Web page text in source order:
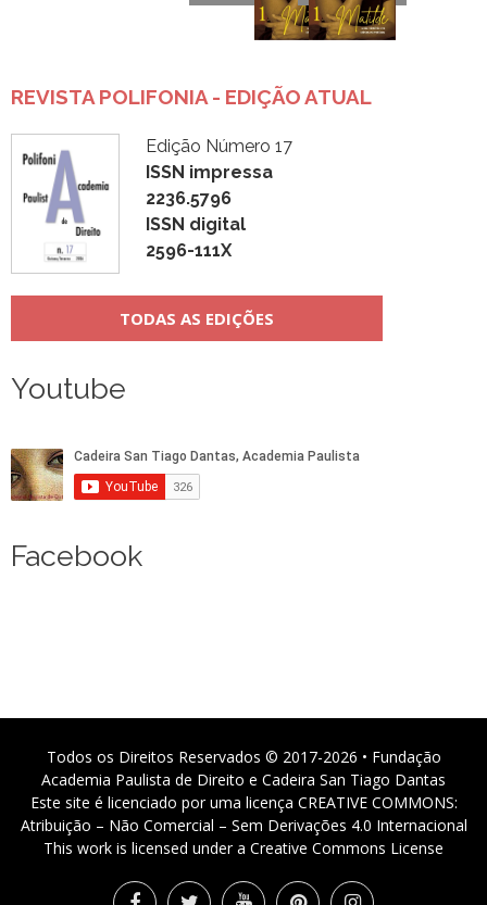
REVISTA POLIFONIA - EDIÇÃO ATUAL
Edição Número 17
ISSN impressa
2236.5796
ISSN digital
2596-111X
TODAS AS EDIÇÕES
Youtube
Facebook
Todos os Direitos Reservados © 2017-2026 • Fundação
Academia Paulista de Direito e Cadeira San Tiago Dantas
Este site é licenciado por uma licença CREATIVE COMMONS:
Atribuição – Não Comercial – Sem Derivações 4.0 Internacional
This work is licensed under a Creative Commons License